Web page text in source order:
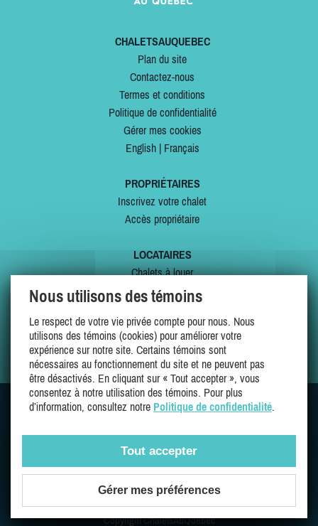
CHALETSAUQUEBEC
Plan du site
Contactez-nous
Termes et conditions
Politique de confidentialité
Gérer mes cookies
English| Français
PROPRIÉTAIRES
Inscrivez votre chalet
Accès propriétaire
LOCATAIRES
Chalets à louer
Chalets à vendre
Offres spéciales
Mes favoris
SUIVEZ-NOUS SUR
Une entreprise 100% québécoise et fière de l'être
Copyright ChaletsAuQuebec
Nous utilisons des témoins
Le respect de votre vie privée compte pour nous. Nous
utilisons des témoins (cookies) pour améliorer votre
expérience sur notre site. Certains témoins sont
nécessaires au fonctionnement du site et ne peuvent pas
être désactivés. En cliquant sur « Tout accepter », vous
consentez à notre utilisation des témoins. Pour plus
d’information, consultez notre Politique de confidentialité.
Tout accepter
Gérer mes préférences